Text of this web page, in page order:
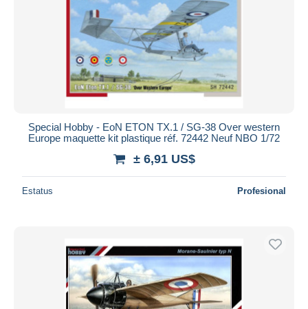
Special Hobby - EoN ETON TX.1 / SG-38 Over western
Europe maquette kit plastique réf. 72442 Neuf NBO 1/72
± 6,91 US$
Estatus Profesional